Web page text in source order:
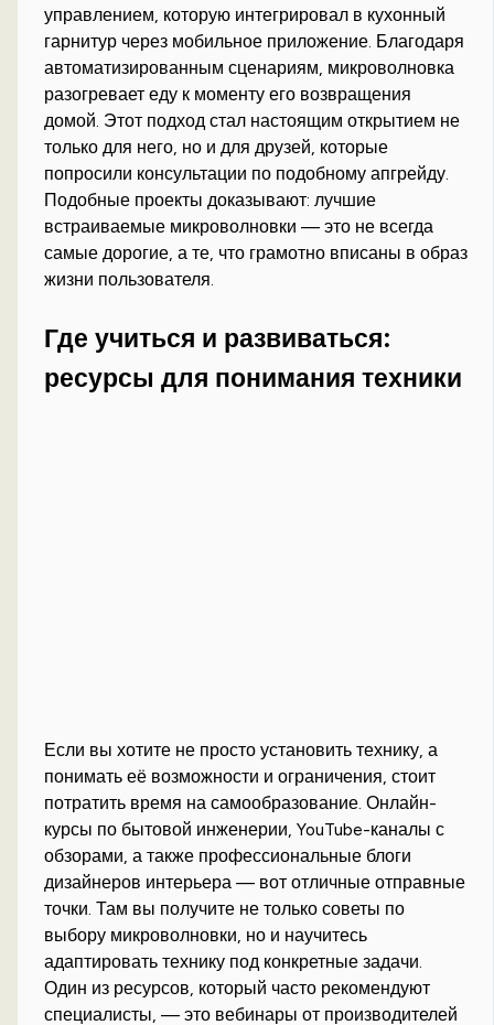
управлением, которую интегрировал в кухонный
гарнитур через мобильное приложение. Благодаря
автоматизированным сценариям, микроволновка
разогревает еду к моменту его возвращения
домой. Этот подход стал настоящим открытием не
только для него, но и для друзей, которые
попросили консультации по подобному апгрейду.
Подобные проекты доказывают: лучшие
встраиваемые микроволновки — это не всегда
самые дорогие, а те, что грамотно вписаны в образ
жизни пользователя.
Где учиться и развиваться:
ресурсы для понимания техники
Если вы хотите не просто установить технику, а
понимать её возможности и ограничения, стоит
потратить время на самообразование. Онлайн-
курсы по бытовой инженерии, YouTube-каналы с
обзорами, а также профессиональные блоги
дизайнеров интерьера — вот отличные отправные
точки. Там вы получите не только советы по
выбору микроволновки, но и научитесь
адаптировать технику под конкретные задачи.
Один из ресурсов, который часто рекомендуют
специалисты, — это вебинары от производителей